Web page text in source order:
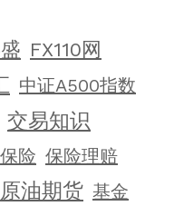
FX110网
中证A500指数
交易知识
保险 保险理赔
原油期货 基金